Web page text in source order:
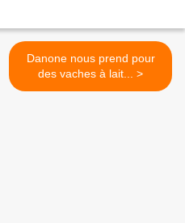
Danone nous prend pour
des vaches à lait... >